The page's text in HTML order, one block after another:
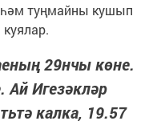
туңмайны кушып
29нчы көне.
Ай Игезәкләр
калка, 19.57